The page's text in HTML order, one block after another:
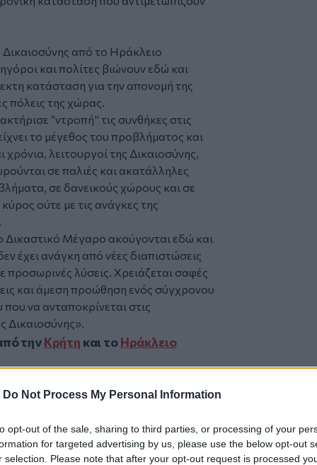
Do Not Process My Personal Information
opt-out of the sale, sharing to third parties, or processing of your
for targeted advertising by us, please use the below opt-out
selection. Please note that after your opt-out request is processed
από το Ηράκλειο
και πολίτες βιώνουν εδώ και
κατάσταση για την απονομή της
πόλεις της χώρας.
“ντροπή” τις συνθήκες στις
το μέγεθος του προβλήματος και
λειτουργοί της Δικαιοσύνης,
σε παλιές και ακατάλληλες
σε δανεικούς χώρους και σε
ούτε με τις ανάγκες της
Δικαστικό Μέγαρο ακούγονται εδώ και
έχει ανάγκη από νέες διαπιστώσεις
λύσεις. Χρειάζεται σαφές
και άμεση προώθηση ενός σύγχρονου
να ανταποκρίνεται στις
Δικαιοσύνης».
τηνΚρήτη και τοΗράκλειο
Καλοκαιρινού – Πλεύρη
την καρδιά της επιστημονικής